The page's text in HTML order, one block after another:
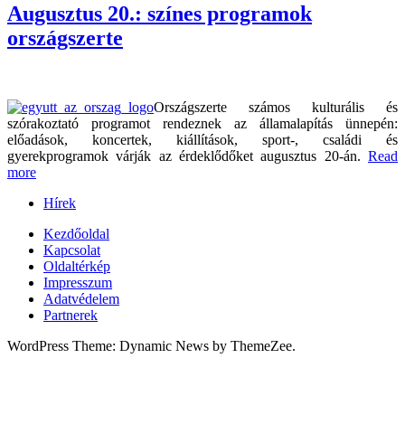
Augusztus 20.: színes programok
országszerte
Országszerte számos kulturális és
szórakoztató programot rendeznek az államalapítás ünnepén:
előadások, koncertek, kiállítások, sport-, családi és
gyerekprogramok várják az érdeklődőket augusztus 20-án. Read
more
Hírek
Kezdőoldal
Kapcsolat
Oldaltérkép
Impresszum
Adatvédelem
Partnerek
WordPress Theme: Dynamic News by ThemeZee.